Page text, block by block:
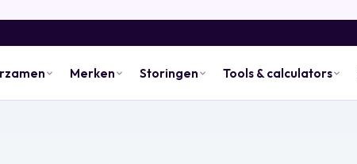
Merken Storingen Tools & calculators